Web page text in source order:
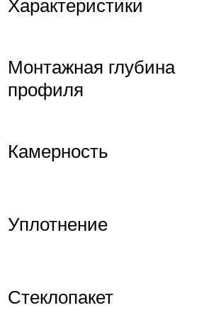
Характеристики
Монтажная глубина
профиля
Камерность
Уплотнение
Стеклопакет